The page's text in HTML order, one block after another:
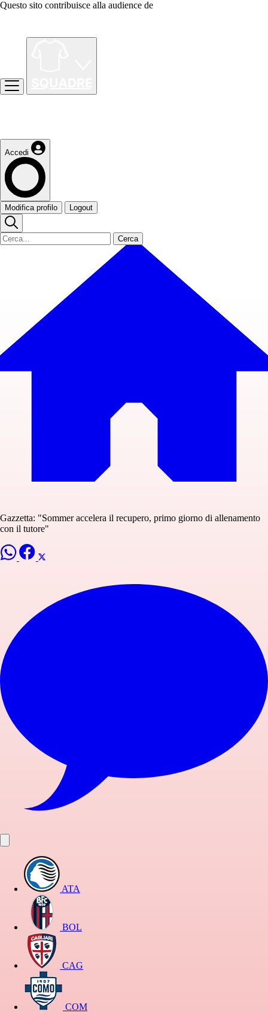
Questo sito contribuisce alla audience de
Accedi
Modifica profilo Logout
Cerca
Gazzetta: "Sommer accelera il recupero, primo giorno di allenamento
con il tutore"
ATA
BOL
CAG
COM